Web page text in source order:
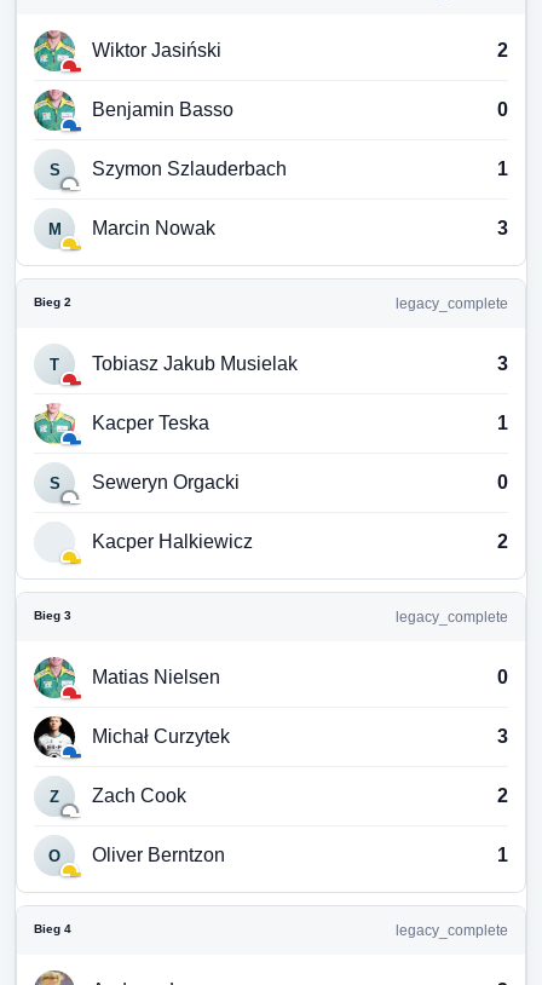
Wiktor Jasiński 2
Benjamin Basso 0
S Szymon Szlauderbach 1
M Marcin Nowak 3
Bieg 2 legacy_complete
T Tobiasz Jakub Musielak 3
Kacper Teska 1
S Seweryn Orgacki 0
Kacper Halkiewicz 2
Bieg 3 legacy_complete
Matias Nielsen 0
Michał Curzytek 3
Z Zach Cook 2
O Oliver Berntzon 1
Bieg 4 legacy_complete